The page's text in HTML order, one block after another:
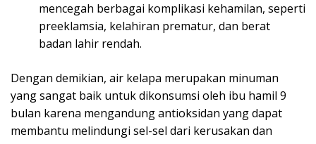
mencegah berbagai komplikasi kehamilan, seperti
preeklamsia, kelahiran prematur, dan berat
badan lahir rendah.
Dengan demikian, air kelapa merupakan minuman
yang sangat baik untuk dikonsumsi oleh ibu hamil 9
bulan karena mengandung antioksidan yang dapat
membantu melindungi sel-sel dari kerusakan dan